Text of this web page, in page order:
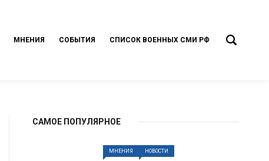
МНЕНИЯ СОБЫТИЯ СПИСОК ВОЕННЫХ СМИ РФ
САМОЕ ПОПУЛЯРНОЕ
МНЕНИЯ НОВОСТИ